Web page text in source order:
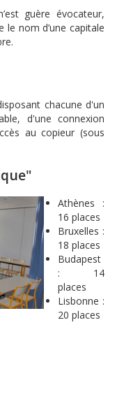
guère évocateur,
le nom d’une capitale
chacune d'un
d'une connexion
au copieur (sous
Athènes :
16 places
Bruxelles :
18 places
Budapest
: 14
places
Lisbonne :
20 places